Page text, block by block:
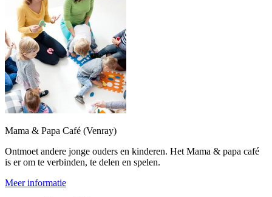
Mama & Papa Café (Venray)
Ontmoet andere jonge ouders en kinderen. Het Mama & papa café
is er om te verbinden, te delen en spelen.
Meer informatie